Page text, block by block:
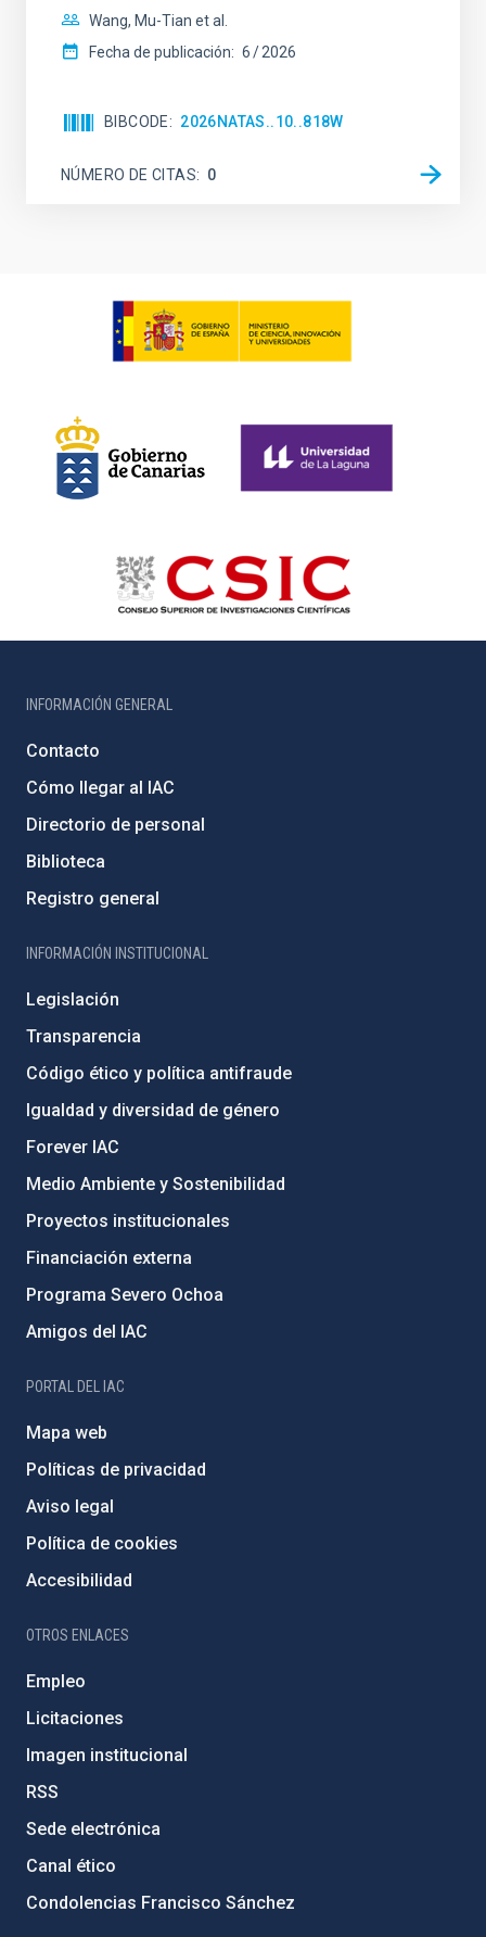
Wang, Mu-Tian et al.
Fecha de publicación: 6 2026
BIBCODE 2026NATAS..10..818W
NÚMERO DE CITAS 0
INFORMACIÓN GENERAL
Contacto
Cómo llegar al IAC
Directorio de personal
Biblioteca
Registro general
INFORMACIÓN INSTITUCIONAL
Legislación
Transparencia
Código ético y política antifraude
Igualdad y diversidad de género
Forever IAC
Medio Ambiente y Sostenibilidad
Proyectos institucionales
Financiación externa
Programa Severo Ochoa
Amigos del IAC
PORTAL DEL IAC
Mapa web
Políticas de privacidad
Aviso legal
Política de cookies
Accesibilidad
OTROS ENLACES
Empleo
Licitaciones
Imagen institucional
RSS
Sede electrónica
Canal ético
Condolencias Francisco Sánchez